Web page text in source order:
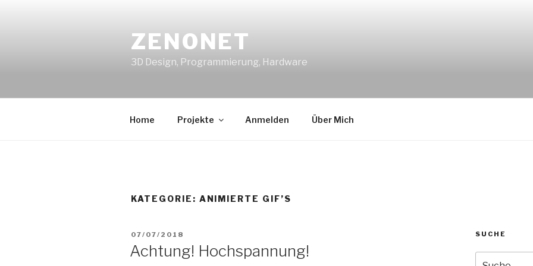
ZENONET
3D Design, Programmierung, Hardware
Home Projekte Anmelden Über Mich
KATEGORIE: ANIMIERTE GIF’S
VERÖFFENTLICHT
07/07/2018
Achtung! Hochspannung!
SUCHE